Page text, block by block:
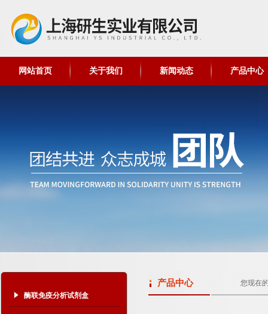
网站首页 关于我们 新闻动态 产品中心
酶联免疫分析试剂盒
产品中心 您现在